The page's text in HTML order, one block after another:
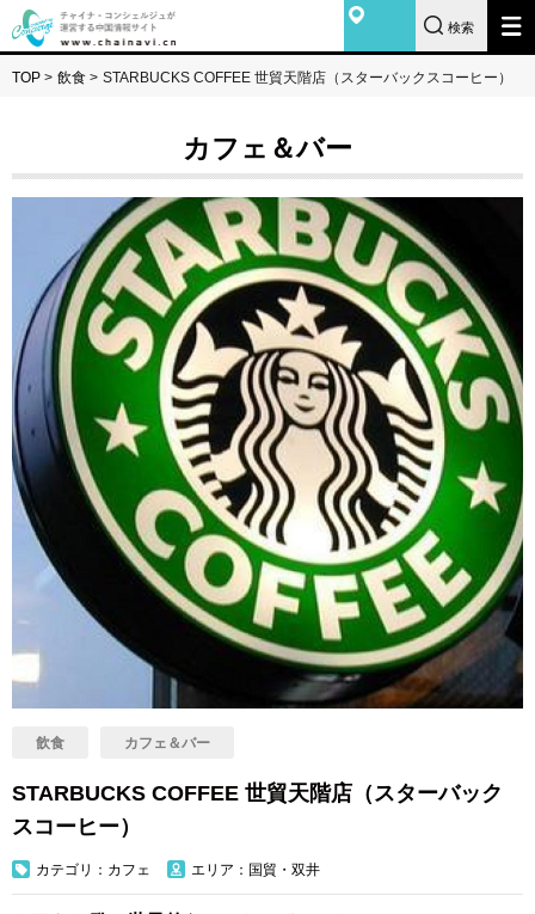
検索
TOP > 飲食 > STARBUCKS COFFEE 世貿天階店（スターバックスコーヒー）
カフェ＆バー
飲食 カフェ＆バー
STARBUCKS COFFEE 世貿天階店（スターバック
スコーヒー）
カテゴリ：カフェ エリア：国貿・双井